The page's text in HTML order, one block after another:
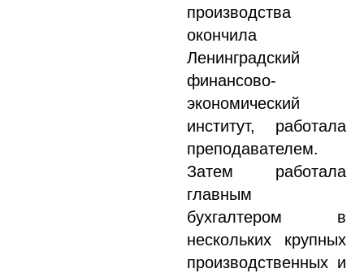
производства
окончила
Ленинградский
финансово-
экономический
институт, работала
преподавателем.
Затем работала
главным
бухгалтером в
нескольких крупных
производственных и